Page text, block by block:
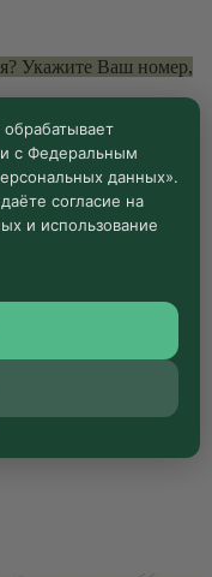
Укажите Ваш номер,
персональных
с Федеральным
данных».
согласие на
и использование